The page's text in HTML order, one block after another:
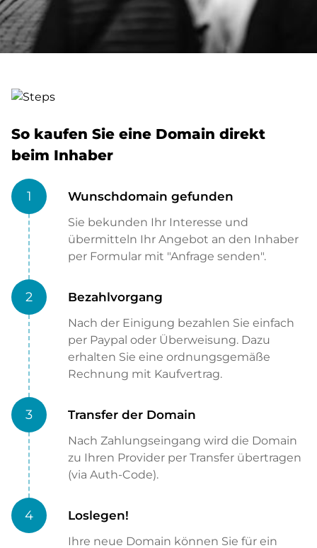
So kaufen Sie eine Domain direkt
beim Inhaber
1 Wunschdomain gefunden
Sie bekunden Ihr Interesse und
übermitteln Ihr Angebot an den Inhaber
per Formular mit "Anfrage senden".
2 Bezahlvorgang
Nach der Einigung bezahlen Sie einfach
per Paypal oder Überweisung. Dazu
erhalten Sie eine ordnungsgemäße
Rechnung mit Kaufvertrag.
3 Transfer der Domain
Nach Zahlungseingang wird die Domain
zu Ihren Provider per Transfer übertragen
(via Auth-Code).
4 Loslegen!
Ihre neue Domain können Sie für ein